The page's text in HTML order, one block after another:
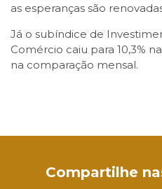
as esperanças são
Já o subíndice de
Comércio caiu para 10,3%
na comparação mensal.
Compartilhe